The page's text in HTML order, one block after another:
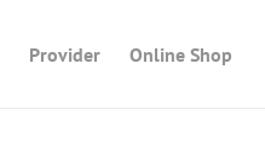
Provider Online Shop